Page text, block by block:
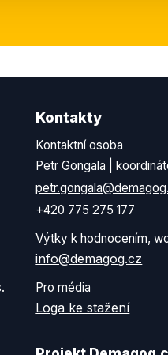
Kontakty
Kontaktní osoba
Petr Gongala |
+420 775 275 177
Výtky k hodnocením,
info@demagog.cz
Pro média
Loga ke stažení